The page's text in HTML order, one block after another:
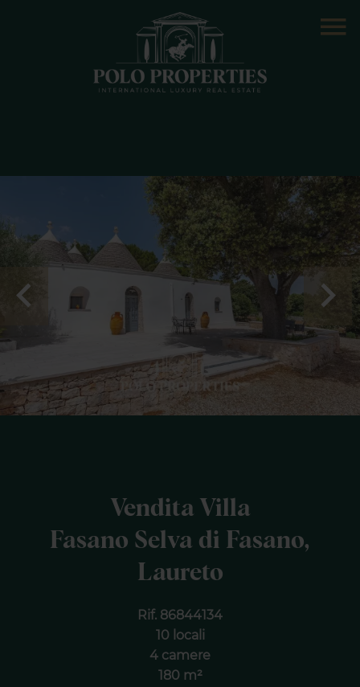
Vendita Villa
Fasano Selva di Fasano,
Laureto
Rif. 86844134
10 locali
4 camere
180 m²